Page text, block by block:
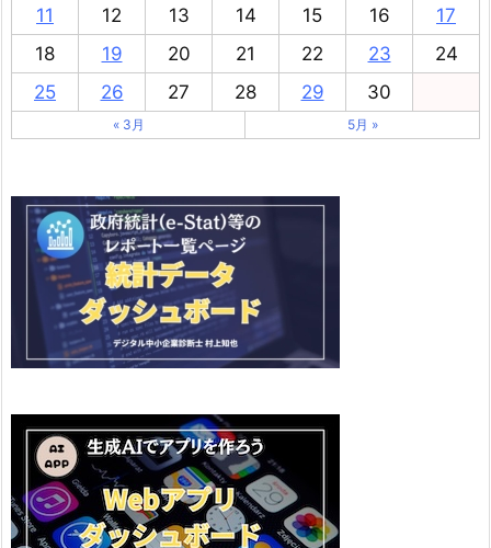
11
12 13 14 15 16
17
18
19 20 21 22 23
24
25
26 27 28 29 30
« 3月 5月 »